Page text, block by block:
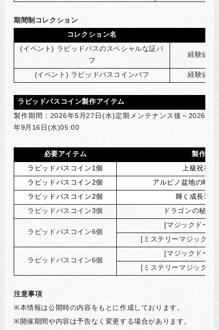
期間制コレクション
コレクション名
(イベント) ラピッドパスのスペシャルな証バ
フ
経験値獲
(イベント) ラピッドパスコインバフ 経験値獲
ラピッドパスコイン製作アイテム
製作期間：2026年5月27日(水)定期メンテナンス後～2026
年9月16日(水)05:00
必要アイテム
製作ア
ラピッドパスコイン1個
上級祝福
ラピッドパスコイン2個
アルビノ盆地の時
ラピッドパスコイン2個
輝く成長装
ラピッドパスコイン3個
ドラゴンの秘薬
ラピッドパスコイン6個
[マジックドー
[ ミステリーマジックド
ラピッドパスコイン6個
[マジックドー
[ ミステリーマジックド
注意事項
※本情報は公開時の内容をもとに作成しております。
※開催期間や内容は予告なく変更する場合があります。